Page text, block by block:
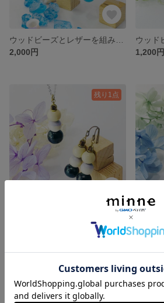
2,000円
1,200円
残り1点
ウッドビーズとレザーを組み合わせた神秘的な月下美人ピアス・ペンダントセット PRICE DOWN✨
2,000円
残り1点